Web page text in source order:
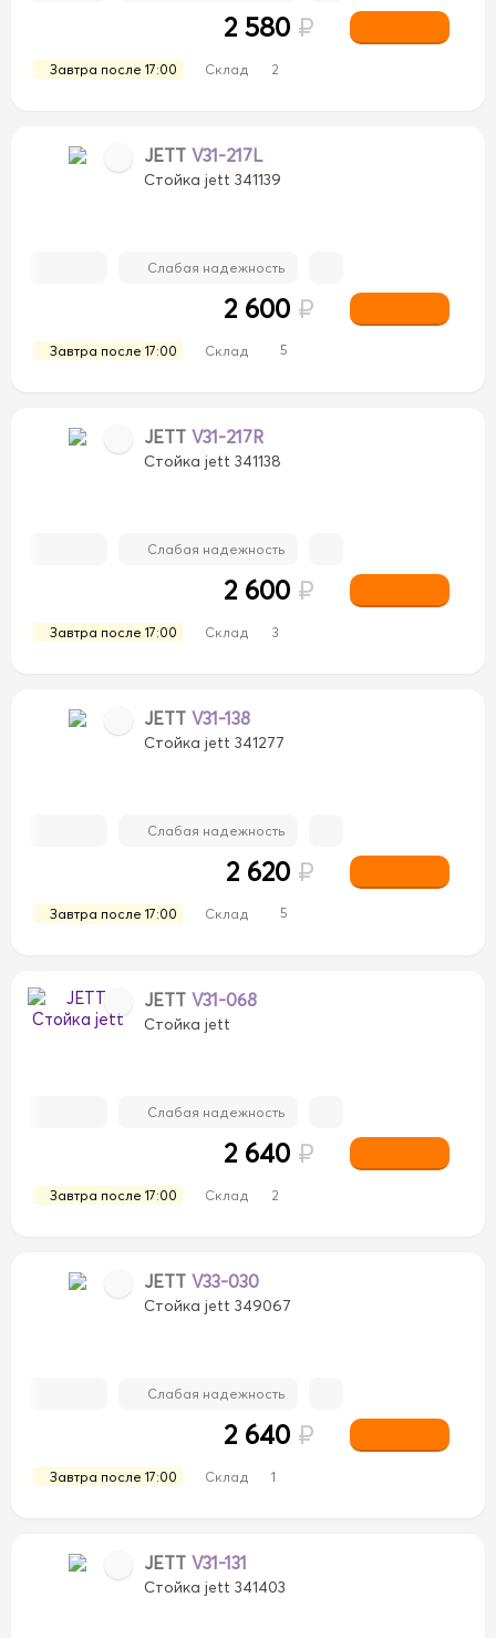
Завтра после 17:00 Склад 2
2 580 ₽
JETT V31-217L
Стойка jett 341139
Слабая надежность
Завтра после 17:00 Склад 5
2 600 ₽
JETT V31-217R
Стойка jett 341138
Слабая надежность
Завтра после 17:00 Склад 3
2 600 ₽
JETT V31-138
Стойка jett 341277
Слабая надежность
Завтра после 17:00 Склад 5
2 620 ₽
JETT V31-068
Стойка jett
Слабая надежность
Завтра после 17:00 Склад 2
2 640 ₽
JETT V33-030
Стойка jett 349067
Слабая надежность
Завтра после 17:00 Склад 1
2 640 ₽
JETT V31-131
Стойка jett 341403